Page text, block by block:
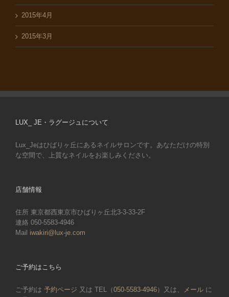
2015年4月
2015年3月
LUX_ JE・ラグージュについて
Lux_Jeはひばりヶ丘にあるネイルサロンです。あなただけの特別
な空間で、上質なネイルをお楽しみください。
店舗情報
住所 東京都西東京市ひばりヶ丘北3-3-33-2F
連絡 050-5583-4946
Mail iwakiri@lux-je.com
ご予約はこちら
ご予約は 予約ページ 又は TEL（050-5583-4946）又は、 メール に